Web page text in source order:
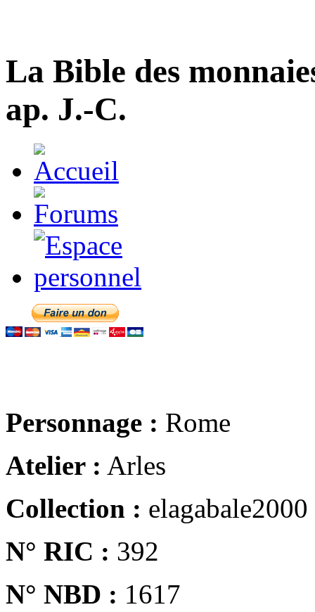
La Bible des
ap. J.-C.
Personnage : Rome
Atelier : Arles
Collection : elagabale2000
N° RIC : 392
N° NBD : 1617